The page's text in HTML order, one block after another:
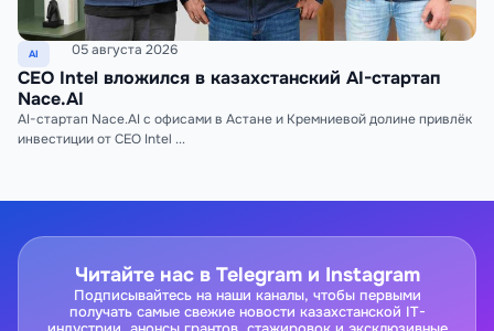
AI 05 августа 2026
CEO Intel вложился в казахстанский AI-стартап
Nace.AI
AI-стартап Nace.AI с офисами в Астане и Кремниевой долине привлёк
инвестиции от CEO Intel ...
Читайте нас в Telegram и Instagram
Подписывайтесь на наши каналы, чтобы первыми
получать самые свежие новости казахстанской IT-